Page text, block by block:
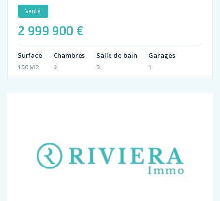
Vente
2 999 900 €
Surface
150 M2
Chambres
3
Salle de bain
3
Garages
1